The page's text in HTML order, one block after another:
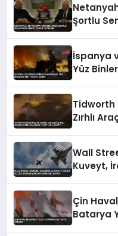
Şortlu
İspanya
Yüz
Tidworth
Zırhlı
Wall
Kuveyt,
Çin
Batarya